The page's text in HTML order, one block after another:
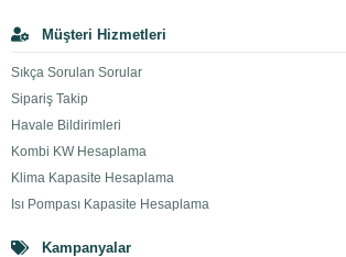
Müşteri Hizmetleri
Sıkça Sorulan Sorular
Sipariş Takip
Havale Bildirimleri
Kombi KW Hesaplama
Klima Kapasite Hesaplama
Isı Pompası Kapasite Hesaplama
Kampanyalar